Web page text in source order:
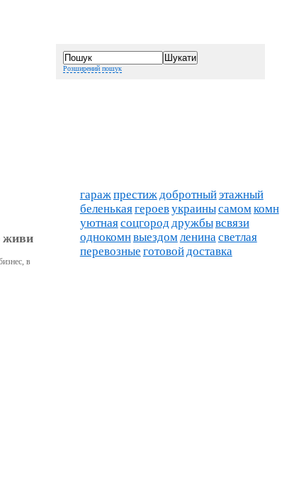
Розширений пошук
живи
в
гаражпрестиждобротныйэтажный
беленькаягероевукраинысамомкомн
уютнаясоцгороддружбывсвязи
однокомнвыездомленинасветлая
перевозные готовойдоставка